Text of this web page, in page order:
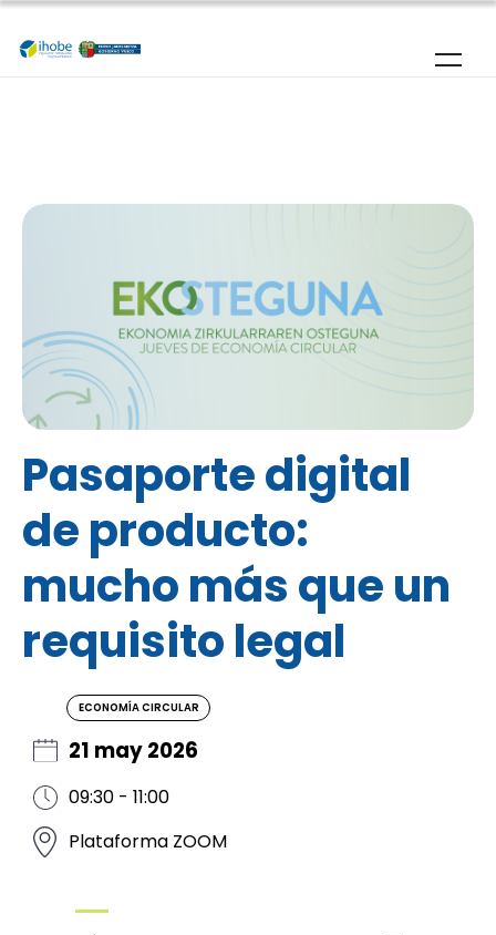
Pasar al contenido principal
Pasaporte digital
de producto:
mucho más que un
requisito legal
ECONOMÍA CIRCULAR
21 may 2026
09:30 - 11:00
Plataforma ZOOM